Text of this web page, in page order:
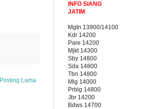
Posting Lama
INFO SIANG
JATIM
Mgtn 13900/14100
Kdr 14200
Pare 14200
Mjkt 14300
Sby 14800
Sda 14800
Tbn 14800
Mlg 14000
Prblg 14800
Jbr 14200
Bdws 14700